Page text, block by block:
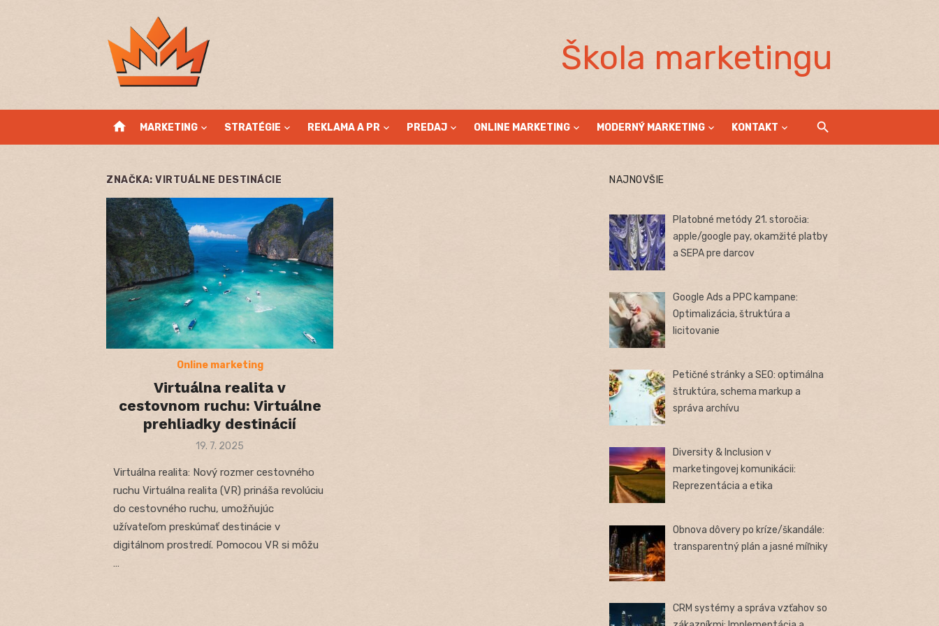
Škola marketingu
home MARKETING STRATÉGIE REKLAMA A PR PREDAJ ONLINE MARKETING MODERNÝ MARKETING KONTAKT
ZNAČKA: VIRTUÁLNE DESTINÁCIE
Online marketing
Virtuálna realita v
cestovnom ruchu: Virtuálne
prehliadky destinácií
Posted
19. 7. 2025
Virtuálna realita: Nový rozmer cestovného
ruchu Virtuálna realita (VR) prináša revolúciu
do cestovného ruchu, umožňujúc
užívateľom preskúmať destinácie v
digitálnom prostredí. Pomocou VR si môžu
…
NAJNOVŠIE
Platobné metódy 21. storočia:
apple/google pay, okamžité platby
a SEPA pre darcov
Google Ads a PPC kampane:
Optimalizácia, štruktúra a
licitovanie
Petičné stránky a SEO: optimálna
štruktúra, schema markup a
správa archívu
Diversity & Inclusion v
marketingovej komunikácii:
Reprezentácia a etika
Obnova dôvery po kríze/škandále:
transparentný plán a jasné míľniky
CRM systémy a správa vzťahov so